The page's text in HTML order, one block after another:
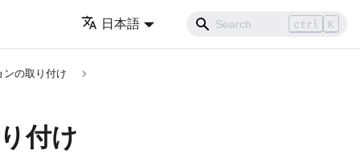
日本語 ctrl K
ンの取り付け
付け